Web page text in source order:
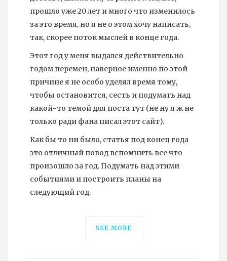
прошло уже 20 лет и много что изменилось
за это время, но я не о этом хочу написать,
так, скорее поток мыслей в конце года.
Этот год у меня выдался действительно
годом перемен, наверное именно по этой
причине я не особо уделял время тому,
чтобы остановится, сесть и подумать над
какой-то темой для поста тут (не ну я ж не
только ради фана писал этот сайт).
Как бы то ни было, статья под конец года
это отличный повод вспомнить все что
произошло за год. Подумать над этими
событиями и построить планы на
следующий год.
SEE MORE